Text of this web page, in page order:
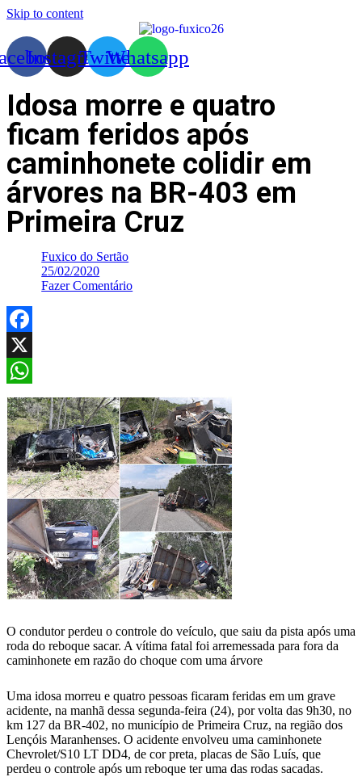
Skip to content
InstagramTwitterWhatsapp
Idosa morre e quatro
ficam feridos após
caminhonete colidir em
árvores na BR-403 em
Primeira Cruz
Fuxico do Sertão
25/02/2020
Fazer Comentário
Facebook
X
WhatsApp
O condutor perdeu o controle do veículo, que saiu da pista após uma
roda do reboque sacar. A vítima fatal foi arremessada para fora da
caminhonete em razão do choque com uma árvore
Uma idosa morreu e quatro pessoas ficaram feridas em um grave
acidente, na manhã dessa segunda-feira (24), por volta das 9h30, no
km 127 da BR-402, no município de Primeira Cruz, na região dos
Lençóis Maranhenses. O acidente envolveu uma caminhonete
Chevrolet/S10 LT DD4, de cor preta, placas de São Luís, que
perdeu o controle após um reboque ter uma das rodas sacadas.